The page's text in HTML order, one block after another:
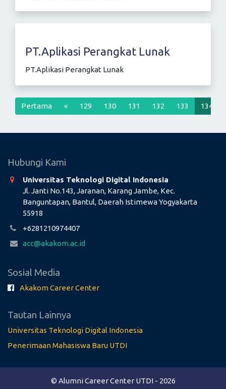
PT.Aplikasi Perangkat Lunak
PT.Aplikasi Perangkat Lunak
Pertama «Previous
129 130 131 132 133 134
Hubungi Kami
Universitas Teknologi Digital Indonesia
Jl. Janti No.143, Jaranan, Karang Jambe, Kec.
Banguntapan, Bantul, Daerah Istimewa Yogyakarta
55918
+6281210974407
acc@akakom.ac.id
Sosial Media
Akakom Career Center
Tautan Lainnya
Universitas Teknologi Digital Indonesia
Penerimaan Mahasiswa Baru UTDI
© Alumni Career Center UTDI - 2026